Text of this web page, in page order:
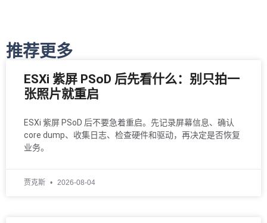
推荐更多
ESXi 紫屏 PSoD 后先看什么：别只拍一
张照片就重启
ESXi 紫屏 PSoD 后不要急着重启。先记录屏幕信息、确认
core dump、收集日志、检查硬件和驱动，再决定是否恢复
业务。
贾克斯 2026-08-04